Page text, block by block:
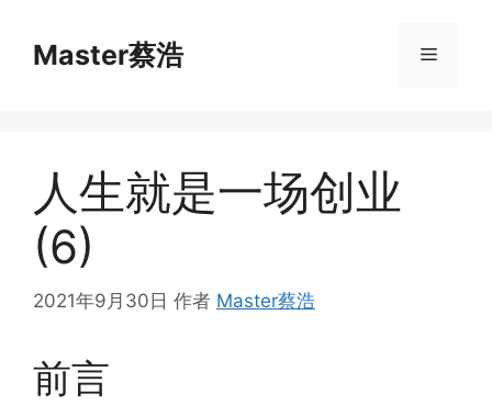
Master蔡浩 菜
人生就是一场创业
(6)
2021年9月30日 作者 Master蔡浩
前言